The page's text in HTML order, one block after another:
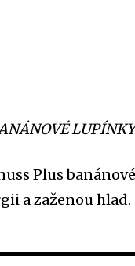
Plus
a zaženou hlad.